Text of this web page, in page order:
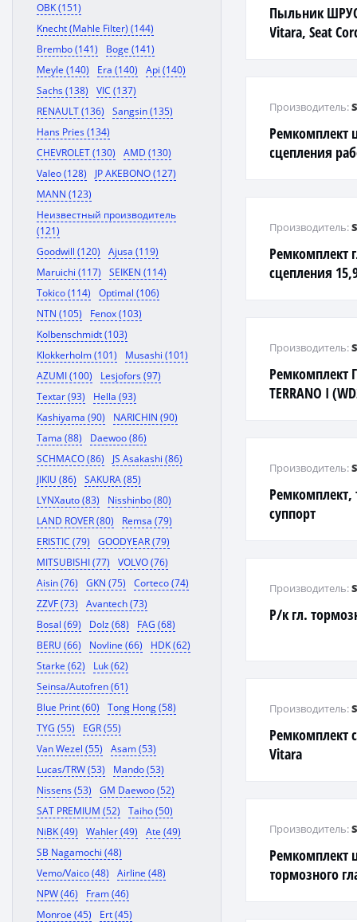
OBK (151)
Knecht (Mahle Filter) (144)
Brembo (141)
Boge (141)
Meyle (140)
Era (140)
Api (140)
Sachs (138)
VIC (137)
RENAULT (136)
Sangsin (135)
Hans Pries (134)
CHEVROLET (130)
AMD (130)
Valeo (128)
JP AKEBONO (127)
MANN (123)
Неизвестный производитель
(121)
Goodwill (120)
Ajusa (119)
Maruichi (117)
SEIKEN (114)
Tokico (114)
Optimal (106)
NTN (105)
Fenox (103)
Kolbenschmidt (103)
Klokkerholm (101)
Musashi (101)
AZUMI (100)
Lesjofors (97)
Textar (93)
Hella (93)
Kashiyama (90)
NARICHIN (90)
Tama (88)
Daewoo (86)
SCHMACO (86)
JS Asakashi (86)
JIKIU (86)
SAKURA (85)
LYNXauto (83)
Nisshinbo (80)
LAND ROVER (80)
Remsa (79)
ERISTIC (79)
GOODYEAR (79)
MITSUBISHI (77)
VOLVO (76)
Aisin (76)
GKN (75)
Corteco (74)
ZZVF (73)
Avantech (73)
Bosal (69)
Dolz (68)
FAG (68)
BERU (66)
Novline (66)
HDK (62)
Starke (62)
Luk (62)
Seinsa/Autofren (61)
Blue Print (60)
Tong Hong (58)
TYG (55)
EGR (55)
Van Wezel (55)
Asam (53)
Lucas/TRW (53)
Mando (53)
Nissens (53)
GM Daewoo (52)
SAT PREMIUM (52)
Taiho (50)
NiBK (49)
Wahler (49)
Ate (49)
SB Nagamochi (48)
Vemo/Vaico (48)
Airline (48)
NPW (46)
Fram (46)
Monroe (45)
Ert (45)
Пыльник
Vitara, Seat
Ремкомплект
сцепления
Производитель:
Ремкомплект
сцепления
Производитель:
Ремкомплект
TERRANO I
Производитель:
суппорт
Производитель:
Р/к гл.
Производитель:
Ремкомплект
Vitara
Производитель:
Ремкомплект
тормозного
Производитель: